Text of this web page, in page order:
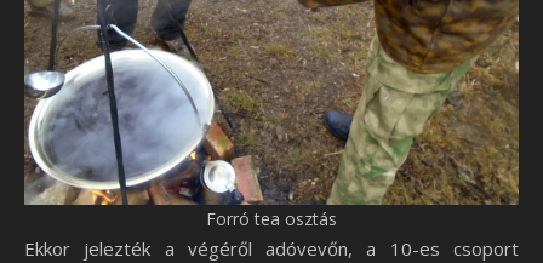
Forró tea osztás
Ekkor jelezték a végéről adóvevőn, a 10-es csoport